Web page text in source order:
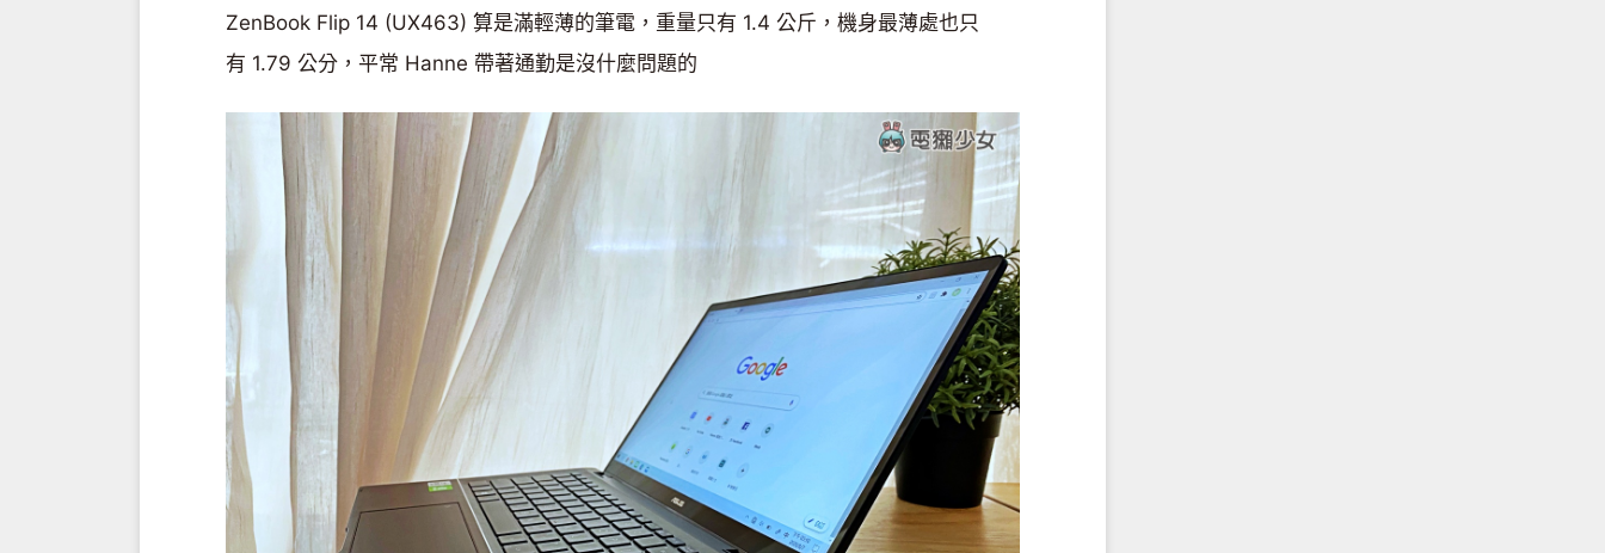
ZenBook Flip 14 (UX463) 算是滿輕薄的筆電，重量只有 1.4 公斤，機身最薄處也只
有 1.79 公分，平常 Hanne 帶著通勤是沒什麼問題的